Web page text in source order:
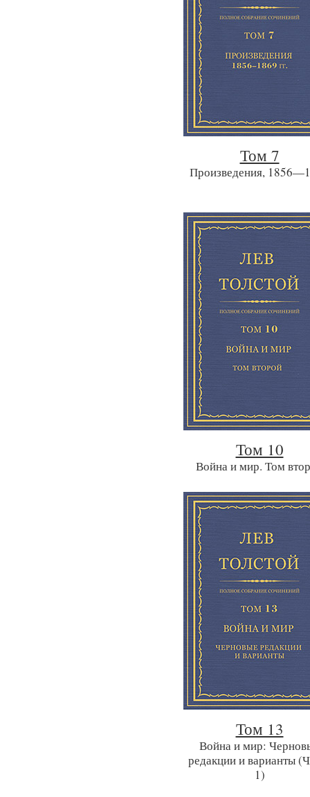
Том 7
Произведения,
Том 10
Война и мир. Том
Том 13
Война и мир:
редакции и варианты
1)